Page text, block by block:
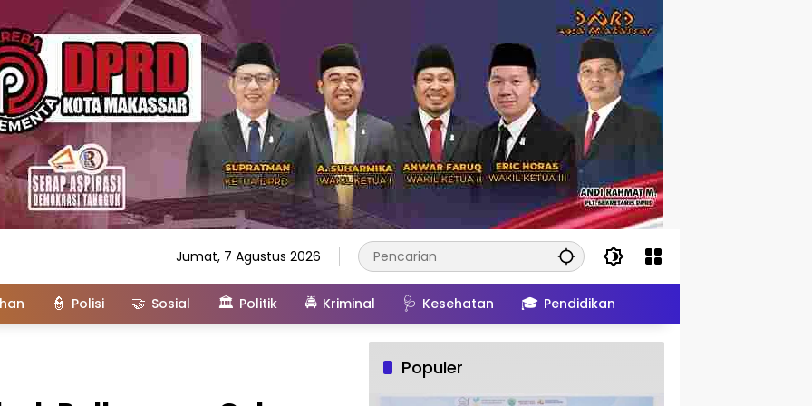
Jumat, 7 Agustus 2026
👮 Polisi 🤝 Sosial 🏛️ Politik 🚔 Kriminal 🩺 Kesehatan 🎓 Pendidikan
Populer